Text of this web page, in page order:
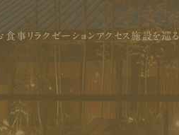
食事 リラクゼーション アクセス 施設を巡る